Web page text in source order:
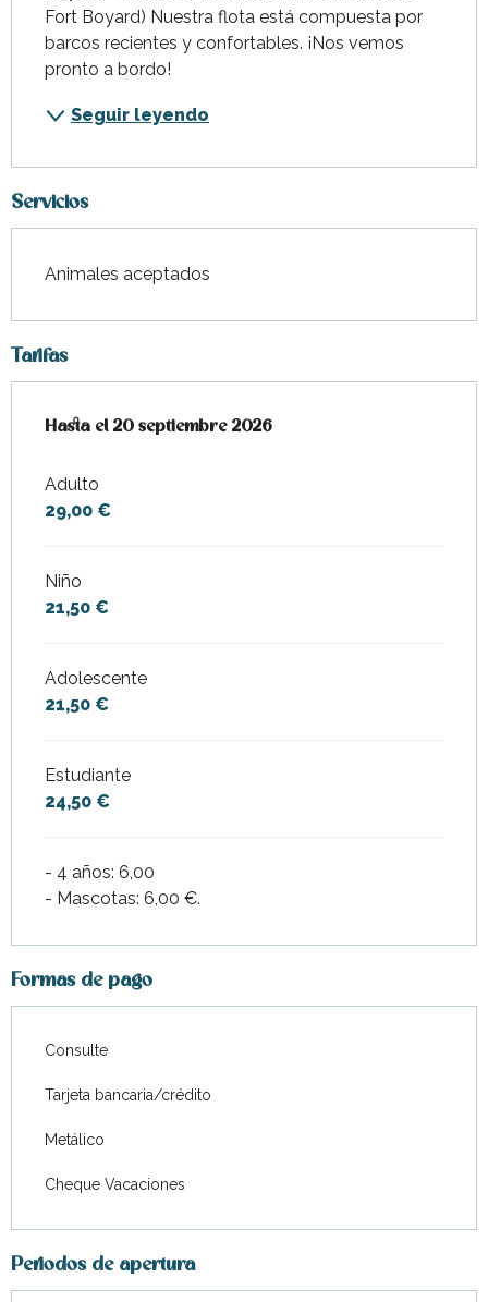
Fort Boyard) Nuestra flota está compuesta por
barcos recientes y confortables. ¡Nos vemos
pronto a bordo!
Seguir leyendo
Servicios
Animales aceptados
Tarifas
Desde 4 abril 2026hasta20 septiembre 2026
Hasta el20 septiembre 2026
Adulto
29,00 €
Niño
21,50 €
Adolescente
21,50 €
Estudiante
24,50 €
- 4 años: 6,00
- Mascotas: 6,00 €.
Formas de pago
Consulte
Tarjeta bancaria/crédito
Metálico
Cheque Vacaciones
Periodos de apertura